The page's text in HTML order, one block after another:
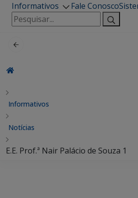
Informativos
Fale Conosco
Pesquisar
por:
Informativos
Notícias
E.E. Prof.ª Nair Palácio de Souza 1